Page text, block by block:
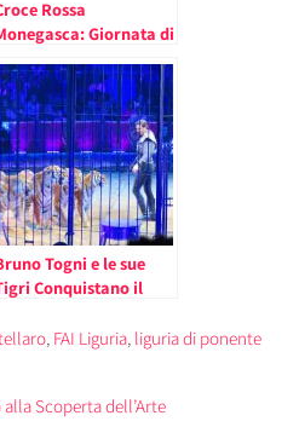
Rossa
Giornata di
e Soccorritori
Togni e le sue
Conquistano il
, FAI Liguria, liguria di ponente
Scoperta dell’Arte